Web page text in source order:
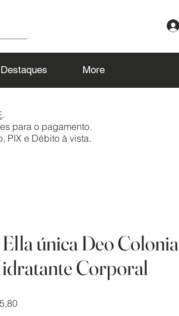
Destaques More
.
para o pagamento.
PIX e Débito à vista.
única Deo Colonia
Corporal
Preço